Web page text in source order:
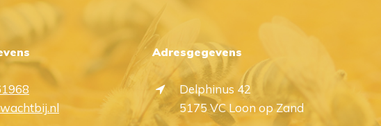
Adresgegevens
Delphinus 42
5175 VC Loon op Zand